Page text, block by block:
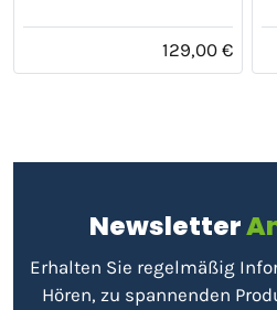
129,00 €
Newsletter
Erhalten Sie regelmäßig
Hören, zu spannenden